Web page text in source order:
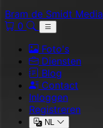
Bram de Smidt Media
0
Foto's
Diensten
Blog
Contact
Inloggen
Registreren
NL